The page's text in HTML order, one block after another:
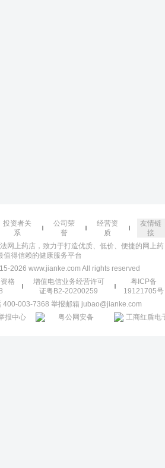
投资者关
系
公司荣
誉
经营资
质
友情链
接
网上药店，致力于打造优质、低价、便捷的网上药
值得信赖的健康服务平台
2026 www.jianke.com All rights reserved
格
增值电信业务经营许可
证粤B2-20200259
粤ICP备
19121705号
400-003-7368 举报邮箱 jubao@jianke.com